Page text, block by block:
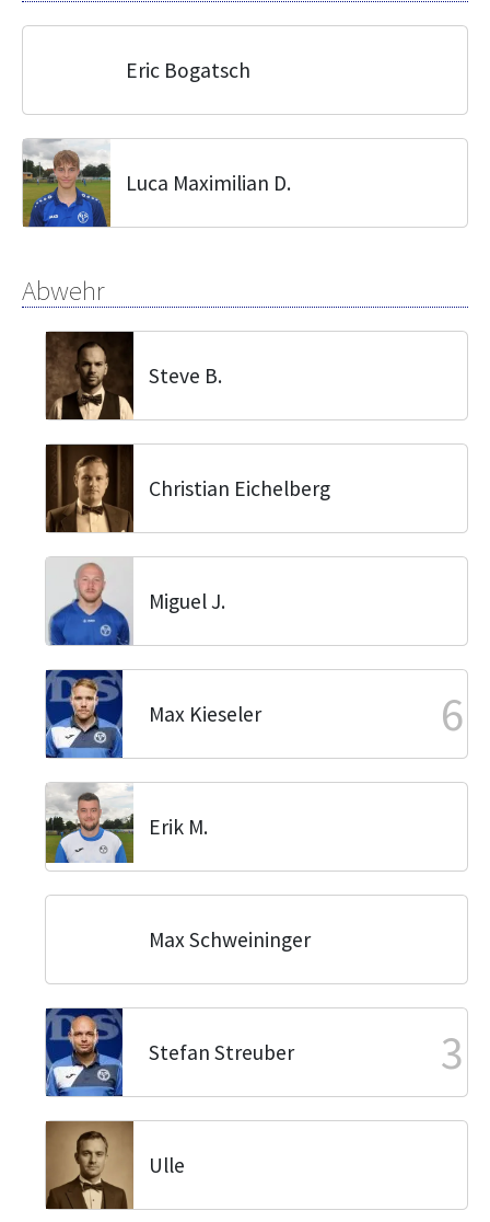
Eric Bogatsch
Luca Maximilian D.
Abwehr
Steve B.
Christian Eichelberg
Miguel J.
Max Kieseler 6
Erik M.
Max Schweininger
Stefan Streuber 3
Ulle